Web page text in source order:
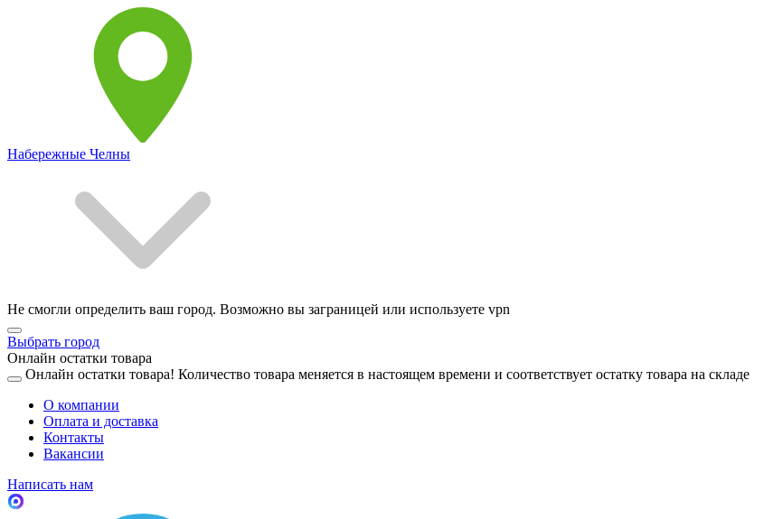
Набережные Челны
Не смогли определить ваш город. Возможно вы заграницей или используете vpn
Выбрать город
Онлайн остатки товара
Онлайн остатки товара! Количество товара меняется в настоящем времени и соответствует остатку товара на складе
О компании
Оплата и доставка
Контакты
Вакансии
Написать нам